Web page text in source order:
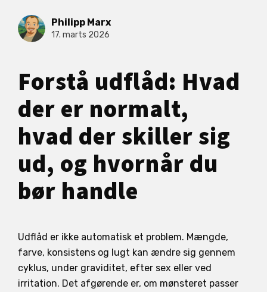
Philipp Marx
17. marts 2026
Forstå udflåd: Hvad
der er normalt,
hvad der skiller sig
ud, og hvornår du
bør handle
Udflåd er ikke automatisk et problem. Mængde,
farve, konsistens og lugt kan ændre sig gennem
cyklus, under graviditet, efter sex eller ved
irritation. Det afgørende er, om mønsteret passer